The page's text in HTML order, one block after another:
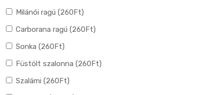
Milánói ragú (260Ft)
Carborana ragú (260Ft)
Sonka (260Ft)
Füstölt szalonna (260Ft)
Szalámi (260Ft)